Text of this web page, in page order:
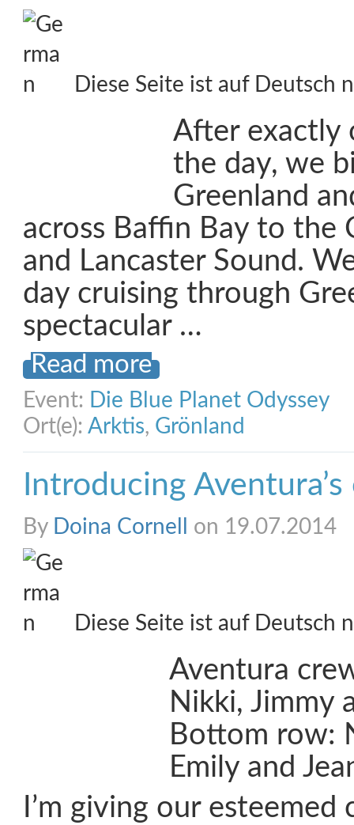
Diese Seite ist auf Deutsch
After exactly
the day, we
Greenland
across Baffin Bay to the
and Lancaster Sound.
day cruising through
spectacular …
Read more
Event: Die Blue Planet Odyssey
Ort(e): Arktis, Grönland
Introducing
By Doina Cornell on 19.07.2014
Diese Seite ist auf Deutsch
Aventura
Nikki, Jimmy
Bottom row:
Emily and
I’m giving our esteemed